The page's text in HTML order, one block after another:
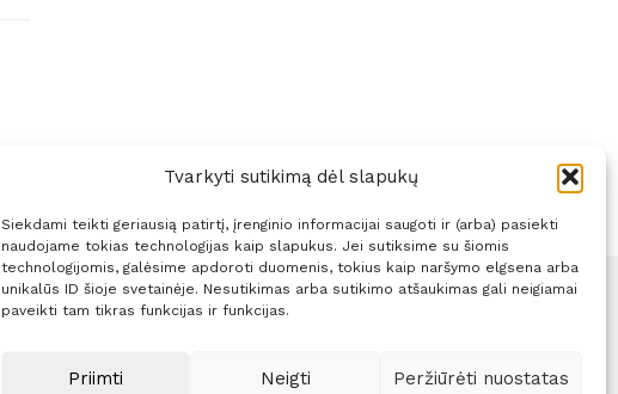
Tvarkyti sutikimą dėl slapukų
Siekdami teikti geriausią patirtį, įrenginio informacijai saugoti ir (arba) pasiekti
naudojame tokias technologijas kaip slapukus. Jei sutiksime su šiomis
technologijomis, galėsime apdoroti duomenis, tokius kaip naršymo elgsena arba
unikalūs ID šioje svetainėje. Nesutikimas arba sutikimo atšaukimas gali neigiamai
paveikti tam tikras funkcijas ir funkcijas.
Priimti Neigti Peržiūrėti nuostatas